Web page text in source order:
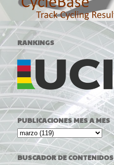
RANKINGS
PUBLICACIONES MES A MES
BUSCADOR DE CONTENIDOS